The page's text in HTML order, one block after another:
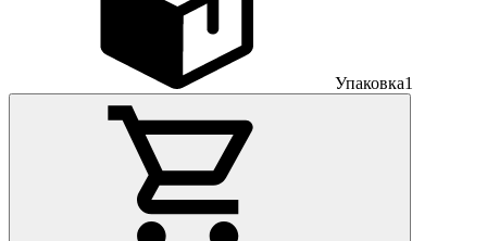
Упаковка1